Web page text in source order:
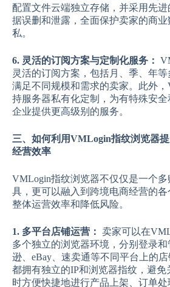
配置文件云端独立存储，并采用先
据误删和泄露，全面保护卖家的商
私。
6. 灵活的订阅方案与定制化服务：
灵活的订阅方案，包括月、季、年等
满足不同规模和需求的卖家。此外
持服务器私有化定制，为有特殊安
企业提供更高级别的服务。
三、如何利用VMLogin指纹浏览器
经营效率
VMLogin指纹浏览器不仅仅是一个多
具，更可以融入到跨境电商经营的
整体运营效率和降低风险。
1. 多平台店铺运营： 卖家可以在
多个独立的浏览器环境，分别登录和
逊、eBay、速卖通等不同平台上的
都拥有独立的IP和浏览器指纹，避免
时方便快捷地进行产品上架、订单